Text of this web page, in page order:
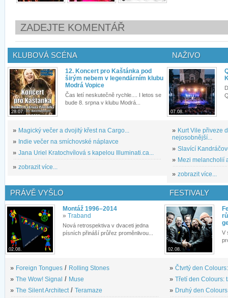
ZADEJTE KOMENTÁŘ
KLUBOVÁ SCÉNA
28.07.
12. Koncert pro Kaštánka pod
širým nebem v legendárním klubu
Modrá Vopice
Čas letí neskutečně rychle.... I letos se
bude 8. srpna v klubu Modrá...
» Magický večer a dvojitý křest na Cargo...
» Indie večer na smíchovské náplavce
» Jana Uriel Kratochvílová s kapelou Illuminati.ca...
» zobrazit více...
NAŽIVO
07.08.
» Kurt Vile přiveze
nejosobnější...
» Slavící
» Mezi melancholií
» zobrazit více...
PRÁVĚ VYŠLO
02.08.
Montáž 1996–2014
» Traband
Nová retrospektiva v dvaceti jedna
písních přináší průřez proměnlivou...
» Foreign Tongues / Rolling Stones
» The Wow! Signal / Muse
» The Silent Architect/ Teramaze
FESTIVALY
02.08.
V
» Čtvrtý den
» Třetí den Colours:
» Druhý den